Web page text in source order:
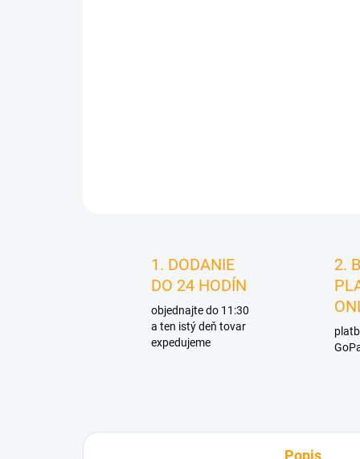
1. DODANIE
DO 24 HODÍN
objednajte do 11:30
a ten istý deň tovar
expedujeme
2.
Popis